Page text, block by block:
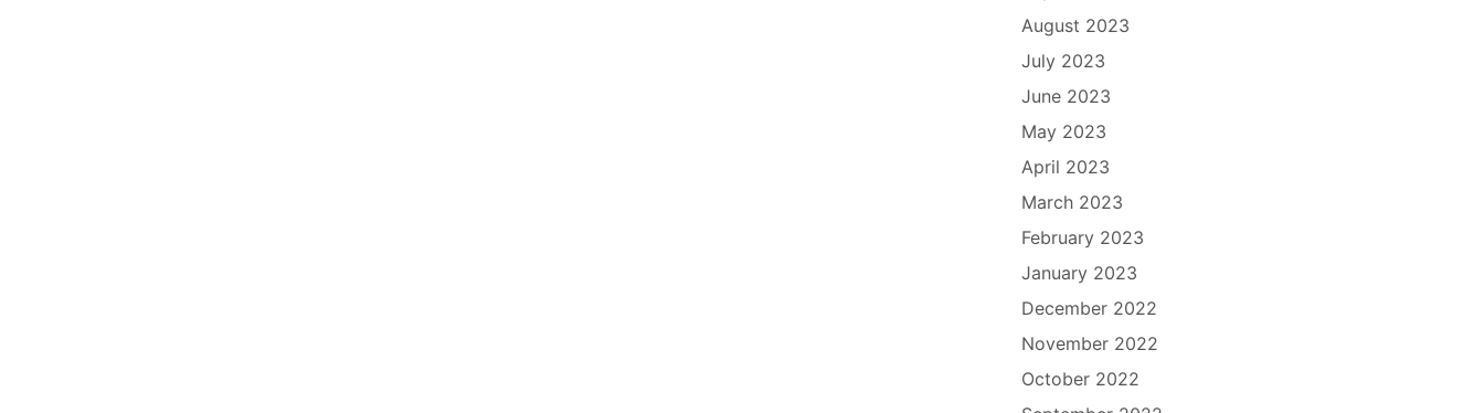
August 2023
July 2023
June 2023
May 2023
April 2023
March 2023
February 2023
January 2023
December 2022
November 2022
October 2022